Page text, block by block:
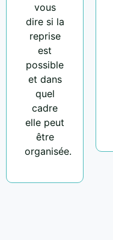
vous
dire si la
reprise
est
possible
et dans
quel
cadre
elle peut
être
organisée.